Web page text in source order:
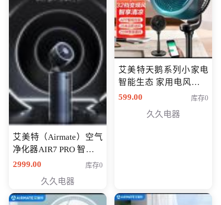
艾美特（Airmate）空气
净化器AIR7 PRO 智能全
屋空气循环负离子旗舰
2999.00 库存0
久久电器
艾美特天鹅系列小家电
智能生态 家用电风扇直
流变频节能轻音空气循
鹅，白天鹅智能)
599.00 库存0
久久电器